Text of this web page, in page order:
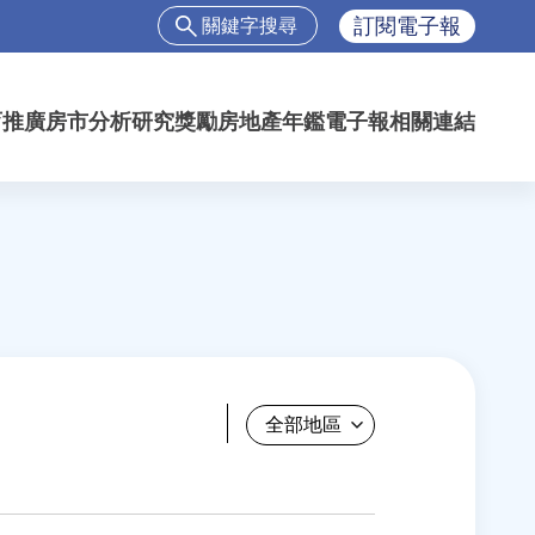
搜
表
單
搜
尋
訂閱電子報
廣房市分析研究獎勵房地產年鑑電子報相關連結